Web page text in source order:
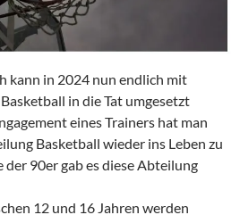
kann in 2024 nun endlich mit
in die Tat umgesetzt
eines Trainers hat man
Basketball wieder ins Leben zu
90er gab es diese Abteilung
12 und 16 Jahren werden